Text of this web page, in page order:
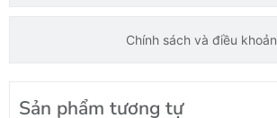
Chính sách và điều khoản
Sản phẩm tương tự